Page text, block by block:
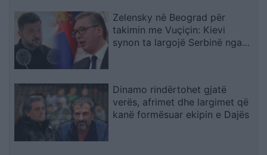
Zelensky në Beograd për
takimin me Vuçiçin: Kievi
synon ta largojë Serbinë nga
Dinamo rindërtohet gjatë
verës, afrimet dhe largimet që
kanë formësuar ekipin e Dajës